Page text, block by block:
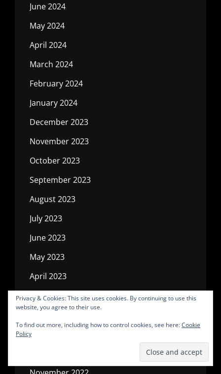
June 2024
May 2024
April 2024
March 2024
February 2024
January 2024
December 2023
November 2023
October 2023
September 2023
August 2023
July 2023
June 2023
May 2023
April 2023
March 2023
January 2023
Privacy & Cookies: This site uses cookies. By continuing to use this
website, you agree to their use.
To find out more, including how to control cookies, see here:Cookie
Policy